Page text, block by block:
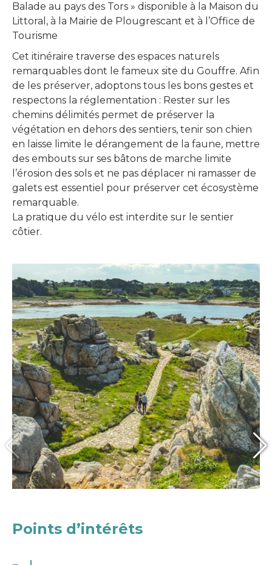
Balade au pays des Tors » disponible à la Maison du
Littoral, à la Mairie de Plougrescant et à l’Office de
Tourisme
Cet itinéraire traverse des espaces naturels
remarquables dont le fameux site du Gouffre. Afin
de les préserver, adoptons tous les bons gestes et
respectons la réglementation : Rester sur les
chemins délimités permet de préserver la
végétation en dehors des sentiers, tenir son chien
en laisse limite le dérangement de la faune, mettre
des embouts sur ses bâtons de marche limite
l’érosion des sols et ne pas déplacer ni ramasser de
galets est essentiel pour préserver cet écosystème
remarquable.
La pratique du vélo est interdite sur le sentier
côtier.
Points d’intérêts